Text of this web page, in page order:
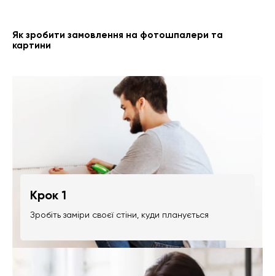
Як зробити замовлення на фотошпалери та
картини
Крок 1
Зробіть заміри своєї стіни, куди планується